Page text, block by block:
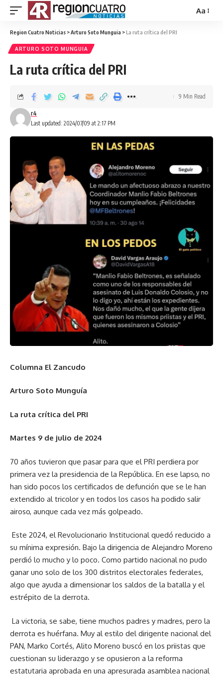
Aa
Region Cuatro Noticias >Arturo Soto Munguia >La ruta crítica del PRI
ARTURO SOTO MUNGUIA
La ruta crítica del PRI
Last updated: 2024/07/09 at 2:17 PM
r4
9 Min Read
Columna El Zancudo
Arturo Soto Munguía
La ruta crítica del PRI
Martes 9 de julio de 2024
70 años tuvieron que pasar para que el PRI perdiera por
primera vez la presidencia de la República. En ese lapso, no
han sido pocos los certificados de defunción que se le han
extendido al tricolor y en todos los casos ha podido salir
airoso, aunque cada vez más golpeado.
Este 2024, el Revolucionario Institucional quedó reducido a
su mínima expresión. Bajo la dirigencia de Alejandro Moreno
perdió lo mucho y lo poco. Como partido nacional no pudo
ganar uno solo de los 300 distritos electorales federales,
algo que ayuda a dimensionar los saldos de la batalla y el
estrépito de la derrota.
La victoria, se sabe, tiene muchos padres y madres, pero la
derrota es huérfana. Muy al estilo del dirigente nacional del
PAN, Marko Cortés, Alito Moreno buscó en los priistas que
cuestionan su liderazgo y se opusieron a la reforma
estatutaria aprobada en una apresurada asamblea nacional